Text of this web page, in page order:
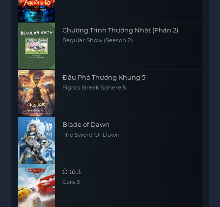
Chương Trình Thường Nhật (Phần 2)
Regular Show (Season 2)
Đấu Phá Thương Khung 5
Fights Break Sphere 5
Blade of Dawn
The Sword Of Dawn
Ô tô 3
Cars 3